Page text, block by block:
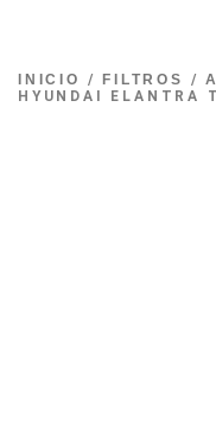
INICIO / FILTROS /
HYUNDAI ELANTRA